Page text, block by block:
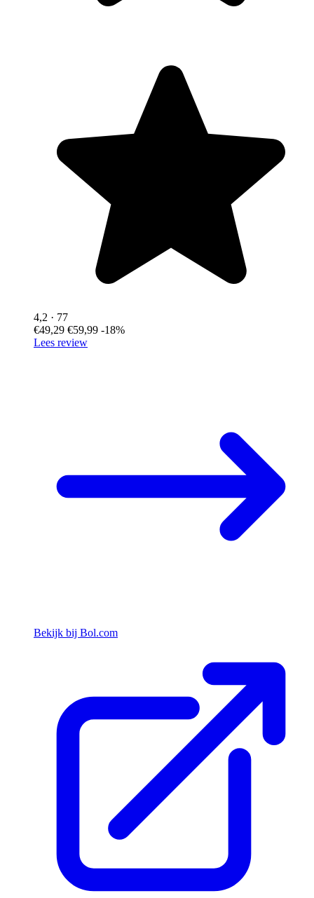
4,2 · 77
€49,29 €59,99 -18%
Lees review
Bekijk bij Bol.com